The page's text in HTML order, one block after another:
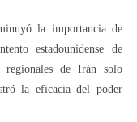
la importancia de
estadounidense de
regionales de Irán solo
la eficacia del poder